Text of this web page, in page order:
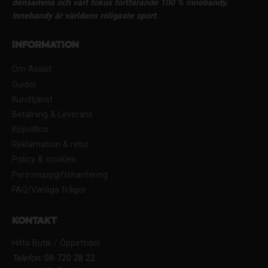
densamma och vårt fokus fortfarande 100 % innebandy.
Innebandy är världens roligaste sport.
Information
Om Assist
Guider
Kundtjänst
Betalning & Leverans
Köpvillkor
Reklamation & retur
Policy & cookies
Personuppgiftshantering
FAQ/Vanliga frågor
Kontakt
Hitta Butik / Öppettider
Telefon:08-720 28 22